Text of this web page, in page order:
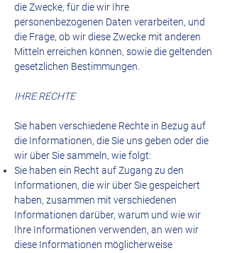
die Zwecke, für die wir Ihre
personenbezogenen Daten verarbeiten, und
die Frage, ob wir diese Zwecke mit anderen
Mitteln erreichen können, sowie die geltenden
gesetzlichen Bestimmungen.
IHRE RECHTE
Sie haben verschiedene Rechte in Bezug auf
die Informationen, die Sie uns geben oder die
wir über Sie sammeln, wie folgt:
Sie haben ein Recht auf Zugang zu den
Informationen, die wir über Sie gespeichert
haben, zusammen mit verschiedenen
Informationen darüber, warum und wie wir
Ihre Informationen verwenden, an wen wir
diese Informationen möglicherweise